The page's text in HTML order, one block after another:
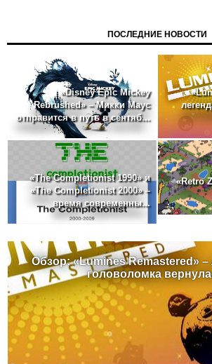
ПОСЛЕДНИЕ НОВОСТИ
«Disney Epic Mickey
Rebrushed» – Микки Маус
отправится в путь в сентяб...
«The Completionist 1990» и
«The Completionist 2000» –
время современны...
«Retro
Обзор: «Lumines Remastered» –
головоломка